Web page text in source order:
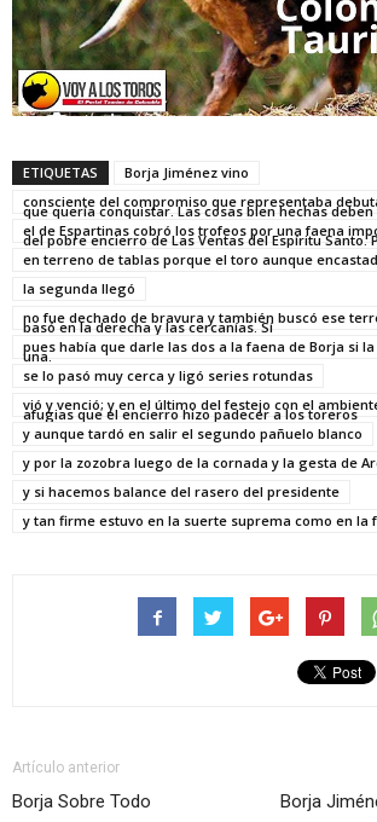
ETIQUETAS
Borja Jiménez vino
consciente del compromiso que representaba
que quería conquistar. Las cosas bien hechas
el de Espartinas cobró los trofeos por una faena
del pobre encierro de Las Ventas del Espíritu Santo.
en terreno de tablas porque el toro aunque
la segunda llegó
no fue dechado de bravura y también buscó ese
basó en la derecha y las cercanías. Sí
pues había que darle las dos a la faena de Borja si
una.
se lo pasó muy cerca y ligó series rotundas
vió y venció; y en el último del festejo con el
afugias que el encierro hizo padecer a los toreros
y aunque tardó en salir el segundo pañuelo blanco
y por la zozobra luego de la cornada y la gesta de
y si hacemos balance del rasero del presidente
y tan firme estuvo en la suerte suprema como en la
Artículo anterior
Borja Sobre Todo
Borja